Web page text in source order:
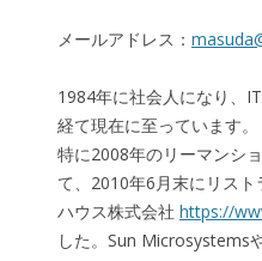
メールアドレス：
1984年に社会人になり、
経て現在に至っています。
特に2008年のリーマンシ
て、2010年6月末にリス
ハウス株式会社 https://
した。Sun Microsystems